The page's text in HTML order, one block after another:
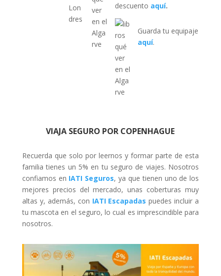
descuento aquí.
Guarda tu equipaje
aquí.
VIAJA SEGURO POR COPENHAGUE
Recuerda que solo por leernos y formar parte de esta
familia tienes un 5% en tu seguro de viajes. Nosotros
confiamos en IATI Seguros, ya que tienen uno de los
mejores precios del mercado, unas coberturas muy
altas y, además, con IATI Escapadas puedes incluir a
tu mascota en el seguro, lo cual es imprescindible para
nosotros.